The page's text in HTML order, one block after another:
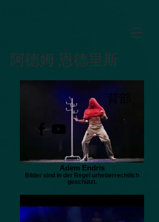
阿德姆·恩德里斯
Adem Endris
Bilder sind in der Regel urheberrechtlich
geschützt.
背部